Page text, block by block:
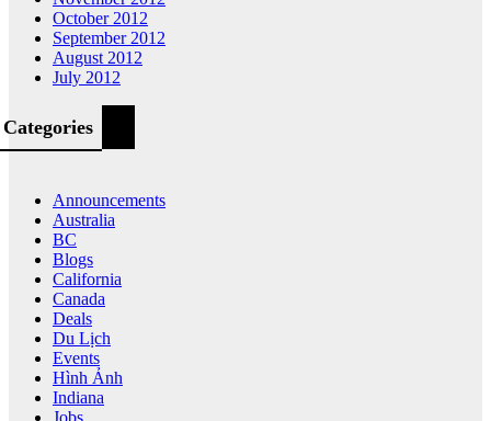
October 2012
September 2012
August 2012
July 2012
Categories
Announcements
Australia
BC
Blogs
California
Canada
Deals
Du Lịch
Events
Hình Ảnh
Indiana
Jobs